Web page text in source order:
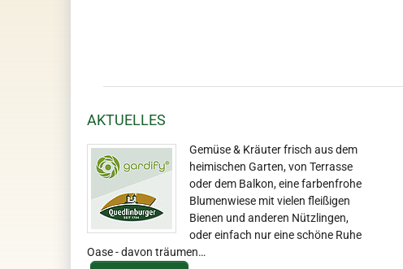
AKTUELLES
Gemüse & Kräuter frisch aus dem
heimischen Garten, von Terrasse
oder dem Balkon, eine farbenfrohe
Blumenwiese mit vielen fleißigen
Bienen und anderen Nützlingen,
oder einfach nur eine schöne Ruhe
Oase - davon träumen…